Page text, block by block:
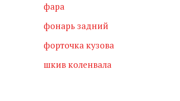
фара
фонарь задний
форточка кузова
шкив коленвала